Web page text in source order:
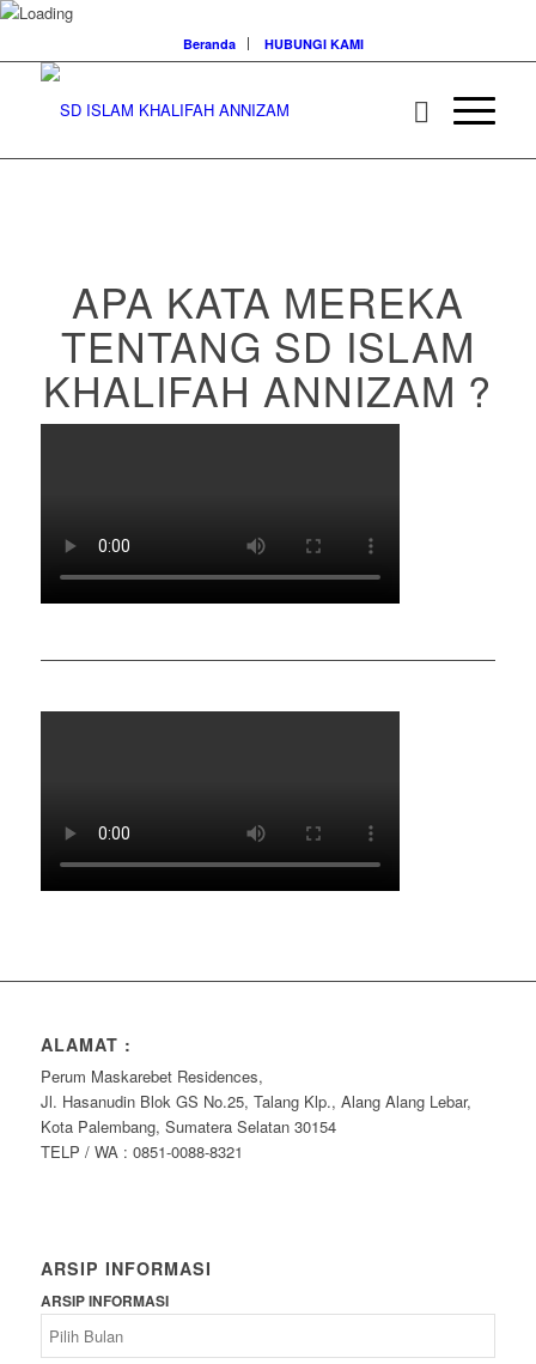
Beranda HUBUNGI KAMI
APA KATA MEREKA
TENTANG SD ISLAM
KHALIFAH ANNIZAM ?
ALAMAT :
Perum Maskarebet Residences,
Jl. Hasanudin Blok GS No.25, Talang Klp., Alang Alang Lebar,
Kota Palembang, Sumatera Selatan 30154
TELP / WA : 0851-0088-8321
ARSIP INFORMASI
ARSIP INFORMASI